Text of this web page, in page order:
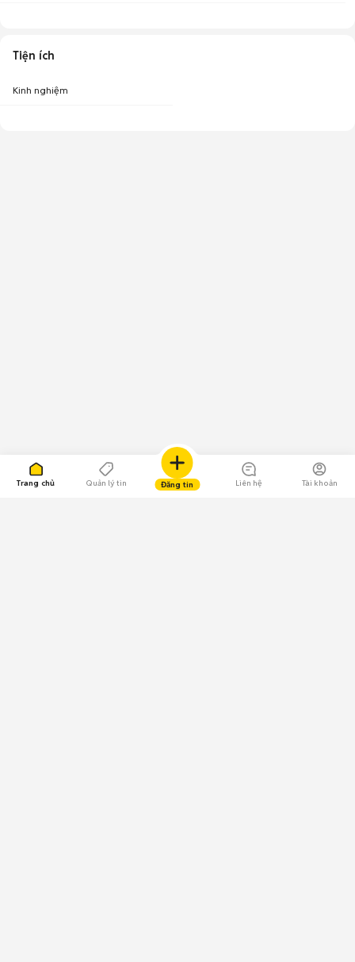
Trang chủ Quản lý tin Đăng tin Liên hệ Tài khoản
Tiện ích
Kinh nghiệm